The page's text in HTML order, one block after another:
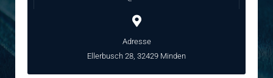
Adresse
Ellerbusch 28, 32429 Minden